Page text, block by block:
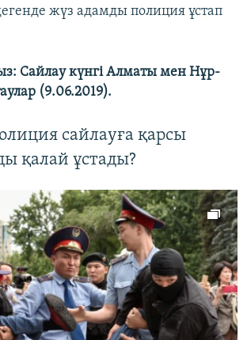
жүз адамды полиция ұстап
Сайлау күнгі Алматы мен Нұр-
(9.06.2019).
сайлауға қарсы
қалай ұстады?